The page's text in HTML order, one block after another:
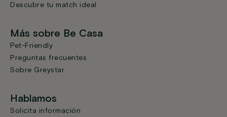
Descubre tu match ideal
Más sobre Be Casa
Pet-Friendly
Preguntas frecuentes
Sobre Greystar
Hablamos
Solicita información